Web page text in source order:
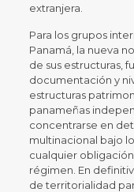
extranjera.
Para los grupos
Panamá, la nueva
de sus estructuras,
documentación y
estructuras
panameñas
concentrarse en
multinacional bajo
cualquier
régimen. En
de territorialidad